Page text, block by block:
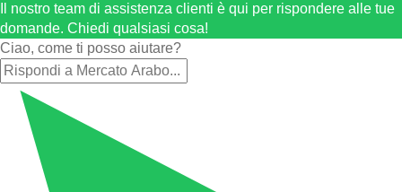
Il nostro team di assistenza clienti è qui per rispondere alle tue
domande. Chiedi qualsiasi cosa!
Ciao, come ti posso aiutare?